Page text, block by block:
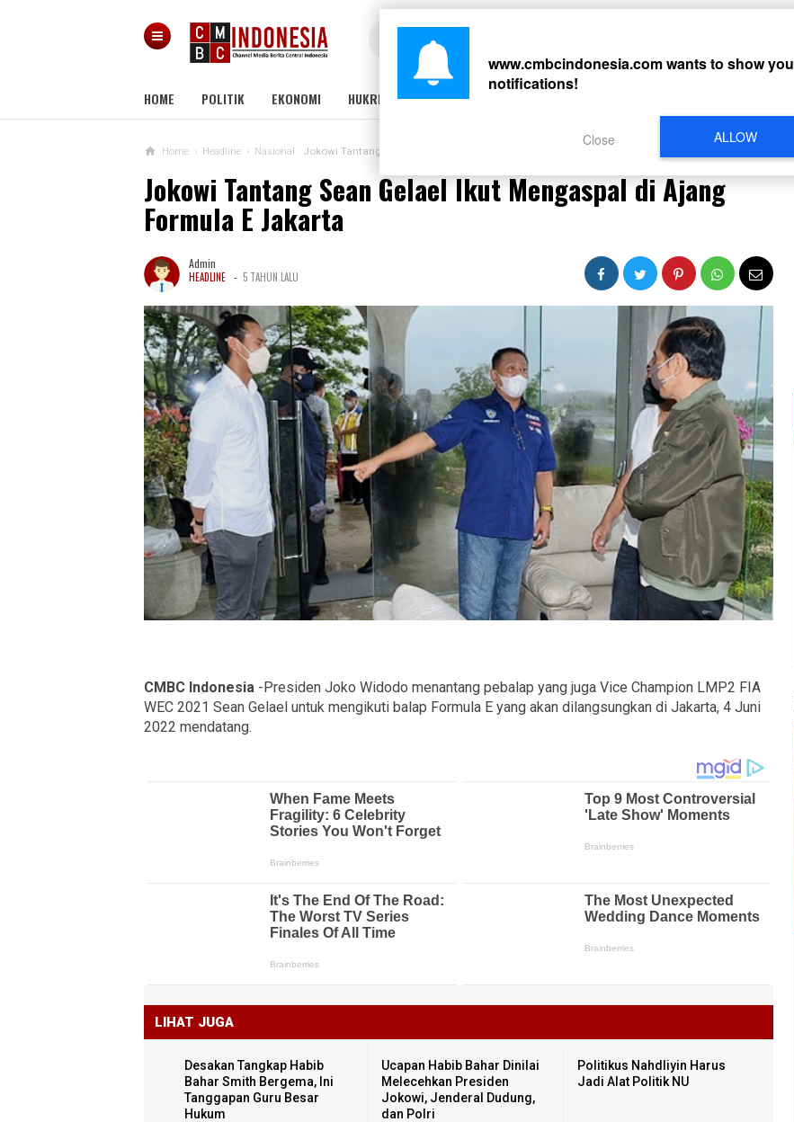
HOME POLITIK EKONOMI HUKRIM PERISTIWA
Home › Headline › Nasional Jokowi Tantang Sean Gelael Ikut Mengaspal di Ajang Formula E Jakarta
Jokowi Tantang Sean Gelael Ikut Mengaspal di Ajang
Formula E Jakarta
Admin
HEADLINE - 5 TAHUN LALU
CMBC Indonesia -Presiden Joko Widodo menantang pebalap yang juga Vice Champion LMP2 FIA
WEC 2021 Sean Gelael untuk mengikuti balap Formula E yang akan dilangsungkan di Jakarta, 4 Juni
2022 mendatang.
LIHAT JUGA
Desakan Tangkap Habib
Bahar Smith Bergema, Ini
Tanggapan Guru Besar
Hukum
Ucapan Habib Bahar Dinilai
Melecehkan Presiden
Jokowi, Jenderal Dudung,
dan Polri
Politikus Nahdliyin Harus
Jadi Alat Politik NU
www.cmbcindonesia.comwants to show you
notifications!
ALLOW
Close